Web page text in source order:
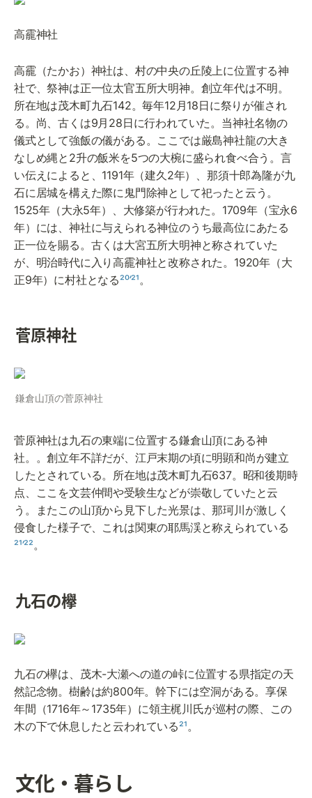
高靇神社
高靇（たかお）神社は、村の中央の丘陵上に位置する神
社で、祭神は正一位太官五所大明神。創立年代は不明。
所在地は茂木町九石142。毎年12月18日に祭りが催され
る。尚、古くは9月28日に行われていた。当神社名物の
儀式として強飯の儀がある。ここでは厳島神社龍の大き
なしめ縄と2升の飯米を5つの大椀に盛られ食べ合う。言
い伝えによると、1191年（建久2年）、那須十郎為隆が九
石に居城を構えた際に鬼門除神として祀ったと云う。
1525年（大永5年）、大修築が行われた。1709年（宝永6
年）には、神社に与えられる神位のうち最高位にあたる
正一位を賜る。古くは大宮五所大明神と称されていた
が、明治時代に入り高靇神社と改称された。1920年（大
正9年）に村社となる²⁰’²¹。
菅原神社
鎌倉山頂の菅原神社
菅原神社は九石の東端に位置する鎌倉山頂にある神
社。。創立年不詳だが、江戸末期の頃に明顕和尚が建立
したとされている。所在地は茂木町九石637。昭和後期時
点、ここを文芸仲間や受験生などが崇敬していたと云
う。またこの山頂から見下した光景は、那珂川が激しく
侵食した様子で、これは関東の耶馬渓と称えられている
²¹’²²。
九石の欅
九石の欅は、茂木-大瀬への道の峠に位置する県指定の天
然記念物。樹齢は約800年。幹下には空洞がある。享保
年間（1716年～1735年）に領主梶川氏が巡村の際、この
木の下で休息したと云われている²¹。
文化・暮らし